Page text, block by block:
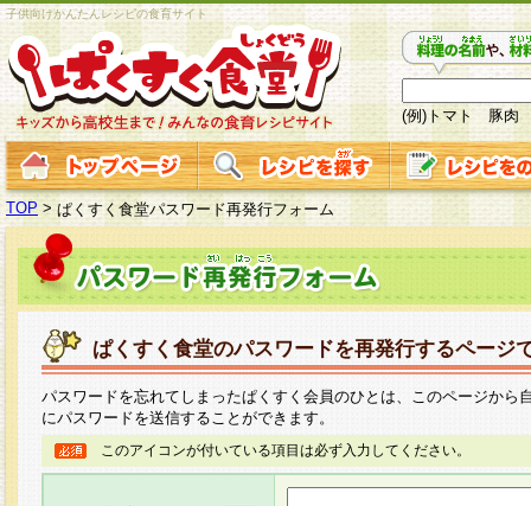
子供向けかんたんレシピの食育サイト
(例)トマト 豚肉
TOP > ぱくすく食堂パスワード再発行フォーム
ぱくすく食堂のパスワードを再発行するページ
パスワードを忘れてしまったぱくすく会員のひとは、このページから
にパスワードを送信することができます。
このアイコンが付いている項目は必ず入力してください。